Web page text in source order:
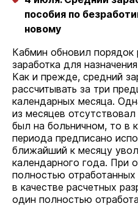
пособия по
новому
Кабмин обновил порядок
заработка для
Как и прежде, средний
рассчитывать за три
календарных месяца.
из месяцев
был на больничном, то в
периода предписано
ближайший к месяцу
календарного года. При
полностью
в качестве расчетных
один полностью